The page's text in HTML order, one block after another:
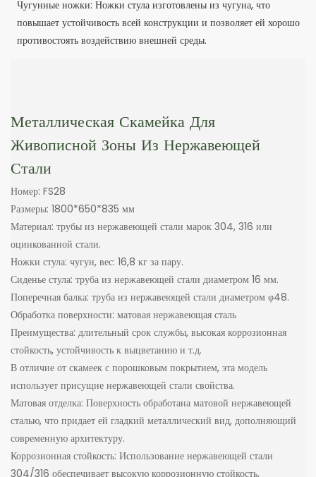
Чугунные ножки: Ножки стула изготовлены из чугуна, что
повышает устойчивость всей конструкции и позволяет ей хорошо
противостоять воздействию внешней среды.
Металлическая Скамейка Для
Живописной Зоны Из Нержавеющей
Стали
Номер: FS28
Размеры: 1800*650*835 мм
Материал: трубы из нержавеющей стали марок 304, 316 или
оцинкованной стали.
Ножки стула: чугун, вес: 16,8 кг за пару.
Сиденье стула: труба из нержавеющей стали диаметром 16 мм.
Поперечная балка: труба из нержавеющей стали диаметром φ48.
Обработка поверхности: матовая нержавеющая сталь
Преимущества: длительный срок службы, высокая коррозионная
стойкость, устойчивость к выцветанию и т.д.
В отличие от скамеек с порошковым покрытием, эта модель
использует присущие нержавеющей стали свойства.
Матовая отделка: Поверхность обработана матовой нержавеющей
сталью, что придает ей гладкий металлический вид, дополняющий
современную архитектуру.
Коррозионная стойкость: Использование нержавеющей стали
304/316 обеспечивает высокую коррозионную стойкость,